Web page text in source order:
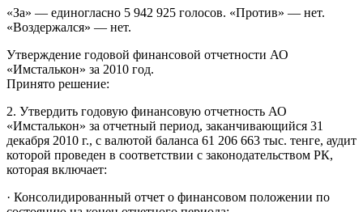
«За» — единогласно 5 942 925 голосов. «Против» — нет.
«Воздержался» — нет.
Утверждение годовой финансовой отчетности АО
«Имсталькон» за 2010 год.
Принято решение:
2. Утвердить годовую финансовую отчетность АО
«Имсталькон» за отчетный период, заканчивающийся 31
декабря 2010 г., с валютой баланса 61 206 663 тыс. тенге, аудит
которой проведен в соответствии с законодательством РК,
которая включает:
· Консолидированный отчет о финансовом положении по